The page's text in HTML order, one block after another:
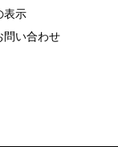
表示
問い合わせ